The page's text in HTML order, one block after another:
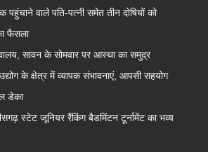
पहुंचाने वाले पति-पत्नी समेत तीन दोषियों को
फैसला
सावन के सोमवार पर आस्था का समुद्र
के क्षेत्र में व्यापक संभावनाएं, आपसी सहयोग
डेका
स्टेट जूनियर रैंकिंग बैडमिंटन टूर्नामेंट का भव्य